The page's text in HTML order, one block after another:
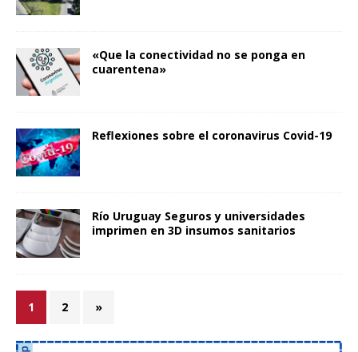
«Que la conectividad no se ponga en
cuarentena»
Reflexiones sobre el coronavirus Covid-19
Río Uruguay Seguros y universidades
imprimen en 3D insumos sanitarios
1 2 »